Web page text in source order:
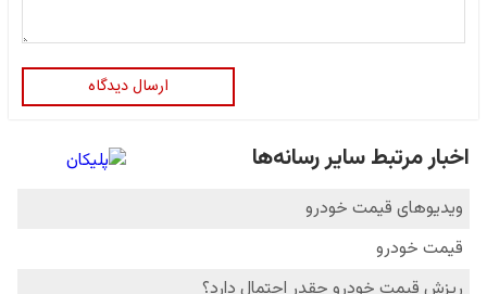
ارسال دیدگاه